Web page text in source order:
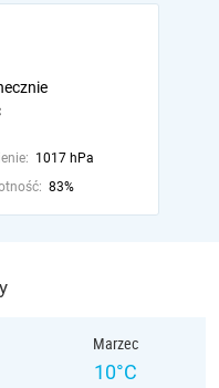
1017 hPa
83%
Marzec
10°C